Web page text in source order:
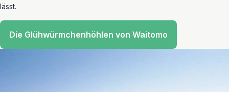
lässt.
Die Glühwürmchenhöhlen von Waitomo